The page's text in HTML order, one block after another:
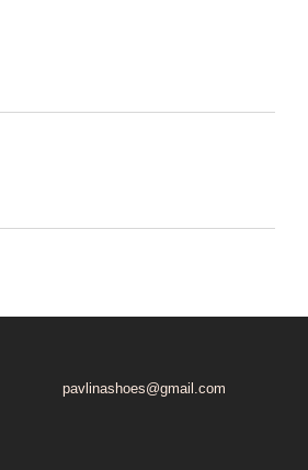
pavlinashoes@gmail.com